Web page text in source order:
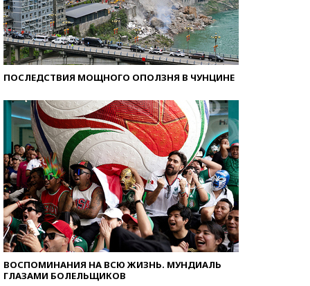
ПОСЛЕДСТВИЯ МОЩНОГО ОПОЛЗНЯ В ЧУНЦИНЕ
ВОСПОМИНАНИЯ НА ВСЮ ЖИЗНЬ. МУНДИАЛЬ
ГЛАЗАМИ БОЛЕЛЬЩИКОВ